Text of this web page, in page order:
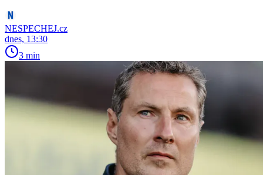
NESPECHEJ.cz
dnes, 13:30
3 min